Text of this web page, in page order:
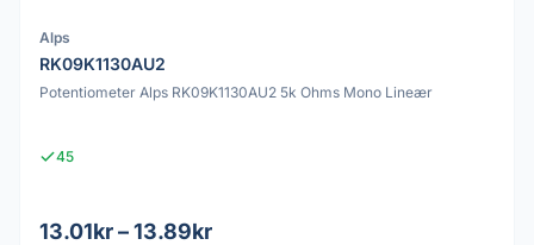
Alps
RK09K1130AU2
Potentiometer Alps RK09K1130AU2 5k Ohms Mono Lineær
45
13.01kr – 13.89kr